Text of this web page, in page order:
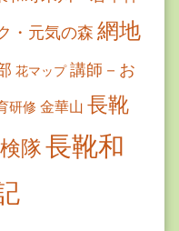
・元気の森 網地
花マップ 講師－お
研修 金華山 長靴
隊長靴和